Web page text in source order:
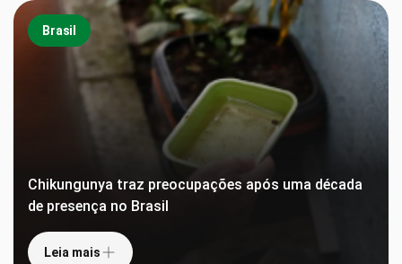
Brasil
Chikungunya traz preocupações após uma década
de presença no Brasil
Leia mais